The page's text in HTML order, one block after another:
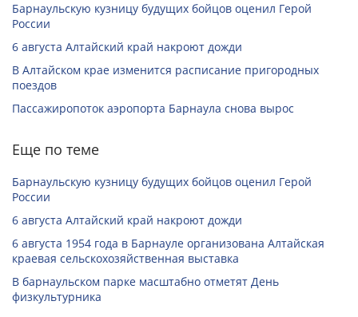
Барнаульскую кузницу будущих бойцов оценил Герой
России
6 августа Алтайский край накроют дожди
В Алтайском крае изменится расписание пригородных
поездов
Пассажиропоток аэропорта Барнаула снова вырос
Еще по теме
Барнаульскую кузницу будущих бойцов оценил Герой
России
6 августа Алтайский край накроют дожди
6 августа 1954 года в Барнауле организована Алтайская
краевая сельскохозяйственная выставка
В барнаульском парке масштабно отметят День
физкультурника